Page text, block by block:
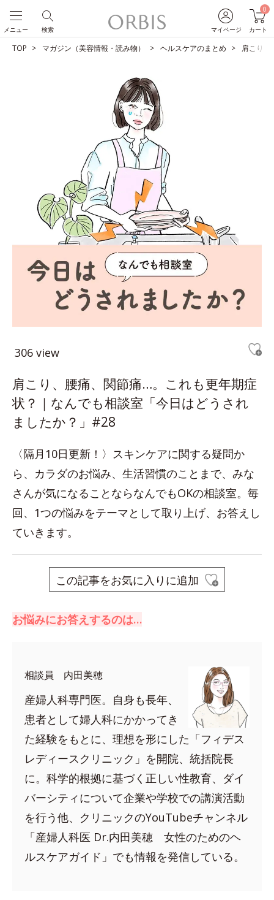
マイページ
0
カート
検索
メニュー
TOP マガジン（美容情報・読み物） ヘルスケアのまとめ 肩こり、
306 view
肩こり、腰痛、関節痛…。これも更年期症
状？｜なんでも相談室「今日はどうされ
ましたか？」#28
〈隔月10日更新！〉スキンケアに関する疑問か
ら、カラダのお悩み、生活習慣のことまで、みな
さんが気になることならなんでもOKの相談室。毎
回、1つの悩みをテーマとして取り上げ、お答えし
ていきます。
この記事をお気に入りに追加
お悩みにお答えするのは…
相談員 内田美穂
産婦人科専門医。自身も長年、
患者として婦人科にかかってき
た経験をもとに、理想を形にした「フィデス
レディースクリニック」を開院、統括院長
に。科学的根拠に基づく正しい性教育、ダイ
バーシティについて企業や学校での講演活動
を行う他、クリニックのYouTubeチャンネル
「産婦人科医 Dr.内田美穂 女性のためのヘ
ルスケアガイド」でも情報を発信している。